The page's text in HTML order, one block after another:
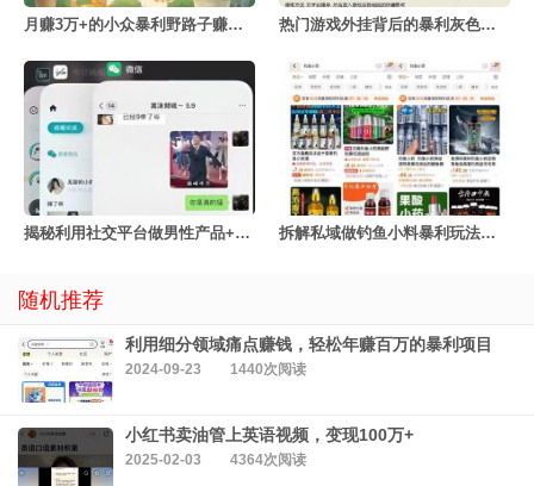
月赚3万+的小众暴利野路子赚钱玩法 热门游戏外挂背后的暴利灰色项目
揭秘利用社交平台做男性产品+的隐秘项目 拆解私域做钓鱼小料暴利玩法，每单利润300+
随机推荐
利用细分领域痛点赚钱，轻松年赚百万的暴利项目
2024-09-23 1440次阅读
小红书卖油管上英语视频，变现100万+
2025-02-03 4364次阅读